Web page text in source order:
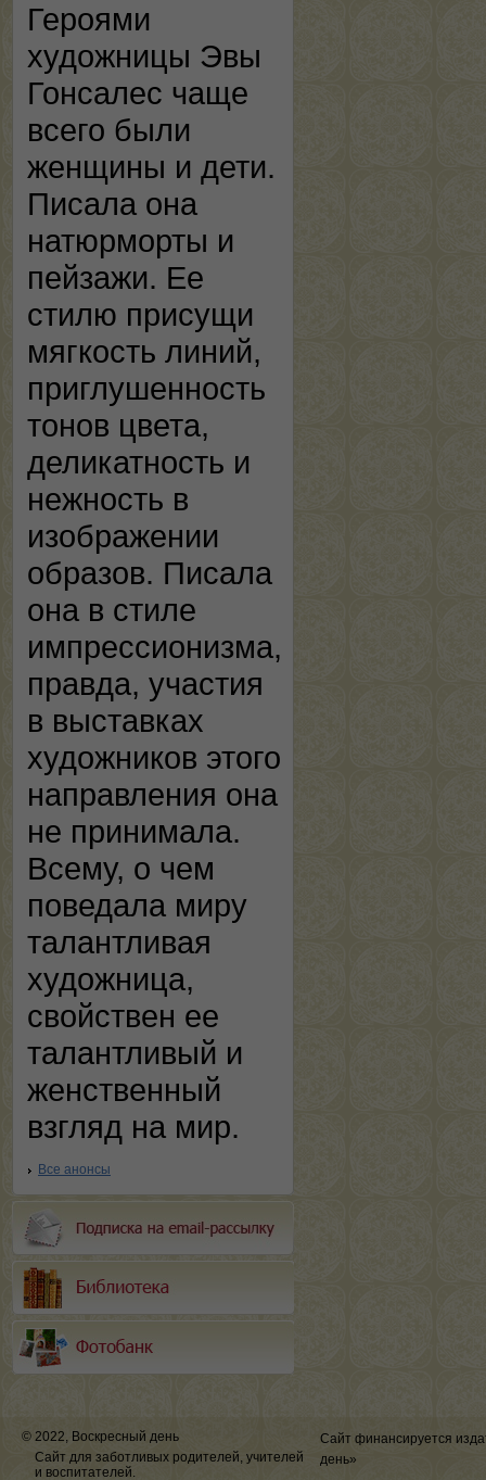
Героями
художницы Эвы
Гонсалес чаще
всего были
женщины и дети.
Писала она
натюрморты и
пейзажи. Ее
стилю присущи
мягкость линий,
приглушенность
тонов цвета,
деликатность и
нежность в
изображении
образов. Писала
она в стиле
импрессионизма,
правда, участия
в выставках
художников этого
направления она
не принимала.
Всему, о чем
поведала миру
талантливая
художница,
свойствен ее
талантливый и
женственный
взгляд на мир.
Все анонсы
© 2022, Воскресный день
Сайт для заботливых родителей, учителей
и воспитателей.
Сайт финансируется
день»